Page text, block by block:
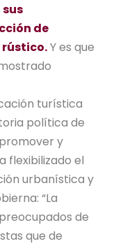
de
Y es que
turística
política de
y
flexibilizado el
urbanística y
“La
de
que de